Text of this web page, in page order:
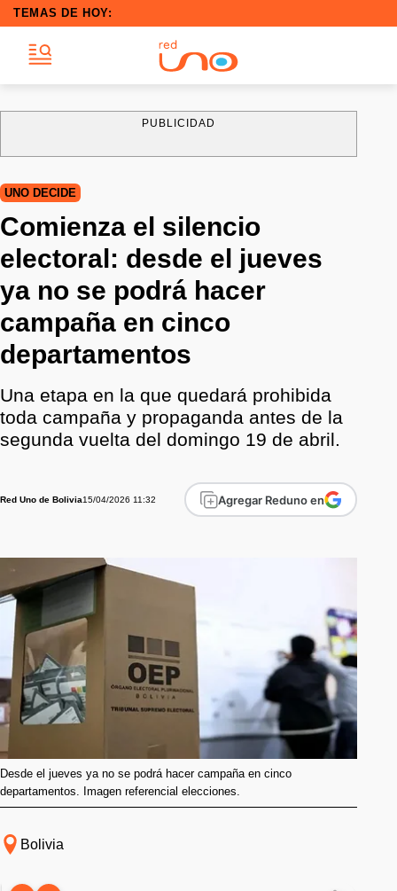
TEMAS DE HOY:
PUBLICIDAD
UNO DECIDE
Comienza el silencio
electoral: desde el jueves
ya no se podrá hacer
campaña en cinco
departamentos
Una etapa en la que quedará prohibida
toda campaña y propaganda antes de la
segunda vuelta del domingo 19 de abril.
Red Uno de Bolivia15/04/2026 11:32 Agregar Reduno en
Desde el jueves ya no se podrá hacer campaña en cinco
departamentos. Imagen referencial elecciones.
Bolivia